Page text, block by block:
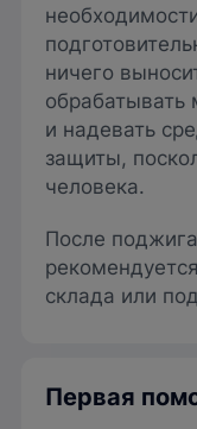
ничего
обрабатывать
и надевать
защиты,
человека.
После
склада или
Первая